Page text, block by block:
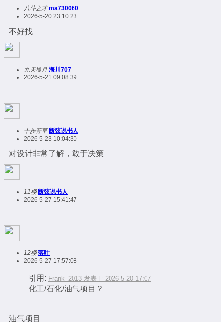
八斗之才 ma730060
2026-5-20 23:10:23
不好找
九天揽月 海川707
2026-5-21 09:08:39
十步芳草 断弦说书人
2026-5-23 10:04:30
对设计非常了解，敢于决策
11楼 断弦说书人
2026-5-27 15:41:47
12楼 落叶
2026-5-27 17:57:08
引用: Frank_2013 发表于 2026-5-20 17:07
化工/石化/油气项目？
油气项目